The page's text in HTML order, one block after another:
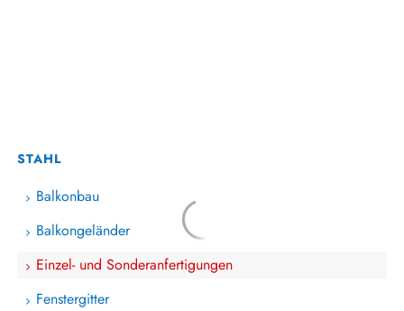
STAHL
Balkonbau
Balkongeländer
Einzel- und Sonderanfertigungen
Fenstergitter